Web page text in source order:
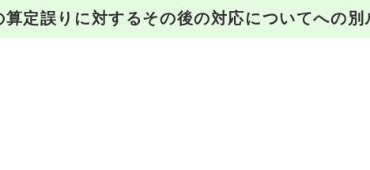
定誤りに対するその後の対応についてへの別